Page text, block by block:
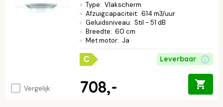
Vergelijk
Type: Vlakscherm
Afzuigcapaciteit: 614 m3/uur
Geluidsniveau: Stil - 51 dB
Breedte: 60 cm
Met motor: Ja
C Leverbaar
708,-